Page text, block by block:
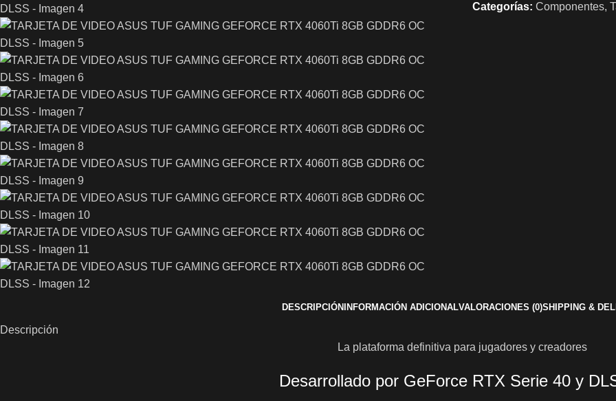
Categorías: Componentes,
DESCRIPCIÓNINFORMACIÓN ADICIONALVALORACIONES (0)SHIPPING &
Descripción
La plataforma definitiva para jugadores y creadores
Desarrollado por GeForce RTX Serie 40 y